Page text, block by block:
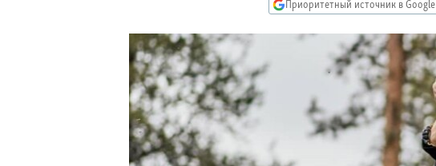
ПОДПИШИТЕСЬ НА РАССЫЛКУ
Приоритетный источник в Google